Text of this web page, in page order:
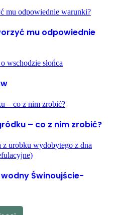
mu odpowiednie
– co z nim zrobić?
Świnoujście-